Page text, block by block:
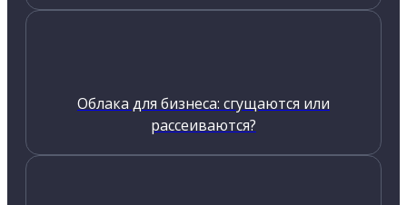
Облака для бизнеса: сгущаются или
рассеиваются?